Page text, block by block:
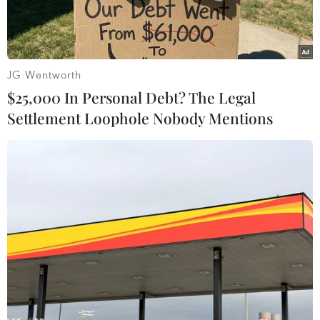
Bức tranh"Portrait of a Lady" . (Nguồn: cbc.ca)
Một bức tranh của họa sỹ người Áo Gustav Klimt
bị đánh cắp cách đây hơn 2 thập kỷ đã được
JG Wentworth
$25,000 In Personal Debt? The Legal
Settlement Loophole Nobody Mentions